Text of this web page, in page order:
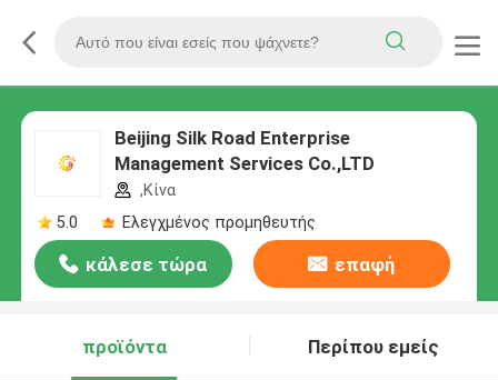
Beijing Silk Road Enterprise
Management Services Co.,LTD
,Κίνα
5.0
Ελεγχμένος προμηθευτής
κάλεσε τώρα επαφή
προϊόντα Περίπου εμείς